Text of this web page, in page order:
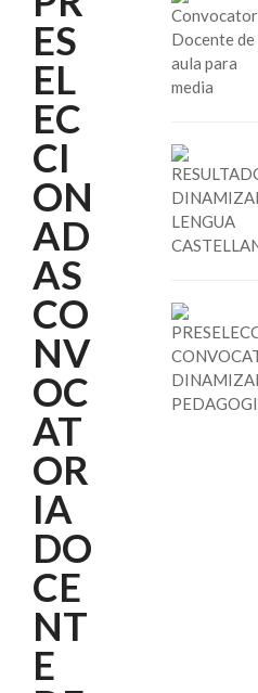
ES
EL
EC
CI
ON
AD
AS
CO
NV
OC
AT
OR
IA
DO
CE
NT
E